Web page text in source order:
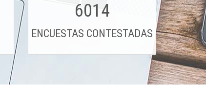
6014
ENCUESTAS CONTESTADAS